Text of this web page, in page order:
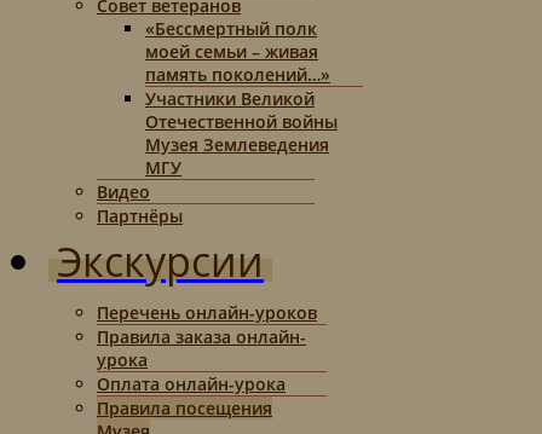
Совет ветеранов
«Бессмертный полк
моей семьи – живая
память поколений…»
Участники Великой
Отечественной войны
Музея Землеведения
МГУ
Видео
Партнёры
Экскурсии
Перечень онлайн-уроков
Правила заказа онлайн-
урока
Оплата онлайн-урока
Правила посещения